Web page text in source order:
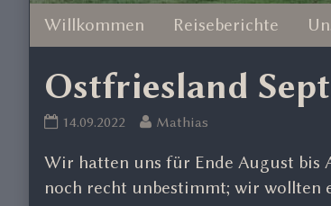
Willkommen Reiseberichte
Ostfriesland
Ostfriesland
22
published
14.09.2022
Read
posts
by
Mathias
Wir hatten uns für Ende August bis
noch recht unbestimmt; wir wollten